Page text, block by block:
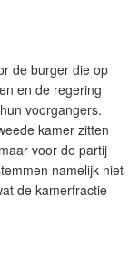
de burger die op
en de regering
voorgangers.
kamer zitten
voor de partij
namelijk niet
de kamerfractie